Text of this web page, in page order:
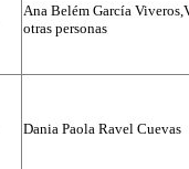
Ana Belém García
otras personas
Dania Paola Ravel Cuevas